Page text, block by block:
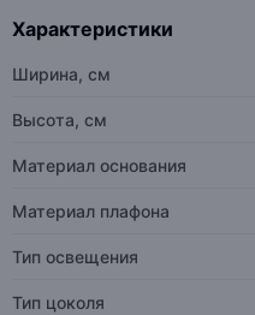
Характеристики
Ширина, см
Высота, см
Материал основания
Материал плафона
Тип освещения
Тип цоколя